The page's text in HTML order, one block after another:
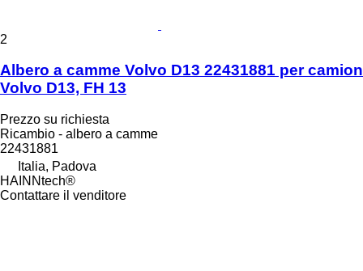
2
Albero a camme Volvo D13 22431881 per camion
Volvo D13, FH 13
Prezzo su richiesta
Ricambio - albero a camme
22431881
Italia, Padova
HAINNtech®
Contattare il venditore